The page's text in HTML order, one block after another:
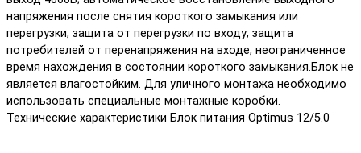
напряжения после снятия короткого замыкания или
перегрузки; защита от перегрузки по входу; защита
потребителей от перенапряжения на входе; неограниченное
время нахождения в состоянии короткого замыкания.Блок не
является влагостойким. Для уличного монтажа необходимо
использовать специальные монтажные коробки.
Технические характеристики Блок питания Optimus 12/5.0